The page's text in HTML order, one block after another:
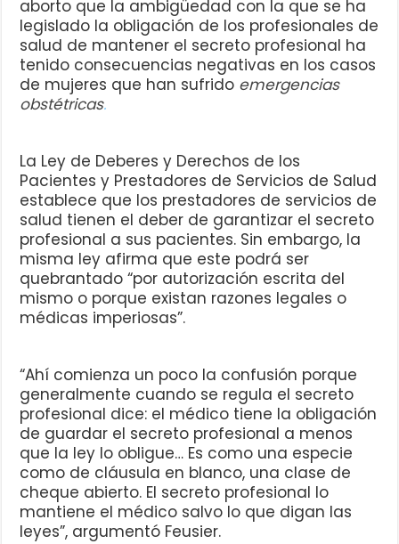
aborto que la ambigüedad con la que se ha
legislado la obligación de los profesionales de
salud de mantener el secreto profesional ha
tenido consecuencias negativas en los casos
de mujeres que han sufrido emergencias
obstétricas.
La Ley de Deberes y Derechos de los
Pacientes y Prestadores de Servicios de Salud
establece que los prestadores de servicios de
salud tienen el deber de garantizar el secreto
profesional a sus pacientes. Sin embargo, la
misma ley afirma que este podrá ser
quebrantado “por autorización escrita del
mismo o porque existan razones legales o
médicas imperiosas”.
“Ahí comienza un poco la confusión porque
generalmente cuando se regula el secreto
profesional dice: el médico tiene la obligación
de guardar el secreto profesional a menos
que la ley lo obligue… Es como una especie
como de cláusula en blanco, una clase de
cheque abierto. El secreto profesional lo
mantiene el médico salvo lo que digan las
leyes”, argumentó Feusier.